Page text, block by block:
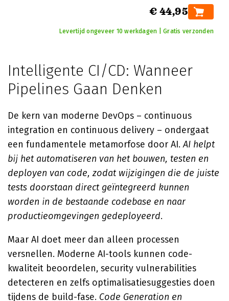
€ 44,95
Levertijd ongeveer 10 werkdagen | Gratis verzonden
Intelligente CI/CD: Wanneer
Pipelines Gaan Denken
De kern van moderne DevOps – continuous
integration en continuous delivery – ondergaat
een fundamentele metamorfose door AI.AI helpt
bij het automatiseren van het bouwen, testen en
deployen van code, zodat wijzigingen die de juiste
tests doorstaan direct geïntegreerd kunnen
worden in de bestaande codebase en naar
productieomgevingen gedeployeerd.
Maar AI doet meer dan alleen processen
versnellen. Moderne AI-tools kunnen code-
kwaliteit beoordelen, security vulnerabilities
detecteren en zelfs optimalisatiesuggesties doen
tijdens de build-fase. Code Generation en